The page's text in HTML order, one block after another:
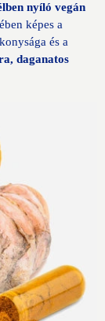
nyíló vegán
képes a
és a
daganatos